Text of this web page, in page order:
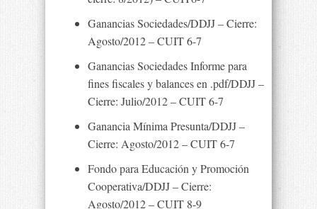
Ganancias Sociedades/DDJJ – Cierre:
Agosto/2012 – CUIT 6-7
Ganancias Sociedades Informe para
fines fiscales y balances en .pdf/DDJJ –
Cierre: Julio/2012 – CUIT 6-7
Ganancia Mínima Presunta/DDJJ –
Cierre: Agosto/2012 – CUIT 6-7
Fondo para Educación y Promoción
Cooperativa/DDJJ – Cierre:
Agosto/2012 – CUIT 8-9